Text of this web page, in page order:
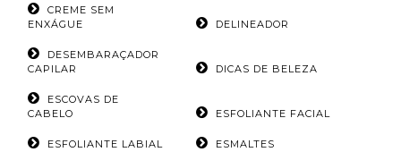
CREME SEM
ENXÁGUE
DELINEADOR
DESEMBARAÇADOR
CAPILAR
DICAS DE BELEZA
ESCOVAS DE
CABELO
ESFOLIANTE FACIAL
ESFOLIANTE LABIAL ESMALTES